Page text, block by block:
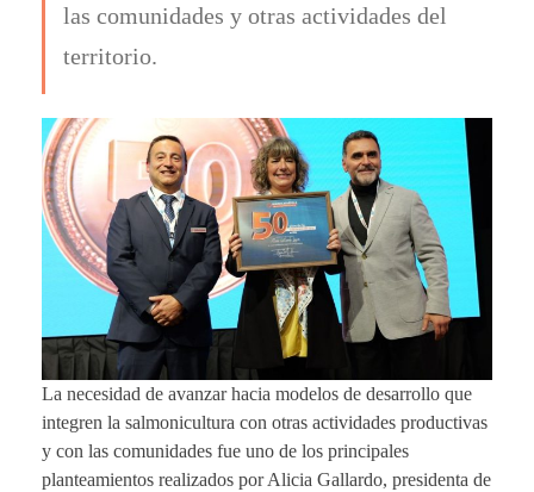
las comunidades y otras actividades del
territorio.
La necesidad de avanzar hacia modelos de desarrollo que
integren la salmonicultura con otras actividades productivas
y con las comunidades fue uno de los principales
planteamientos realizados por Alicia Gallardo, presidenta de